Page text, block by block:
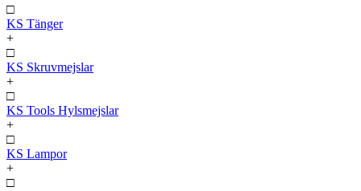
□
KS Tänger
+
□
KS Skruvmejslar
+
□
KS Tools Hylsmejslar
+
□
KS Lampor
+
□